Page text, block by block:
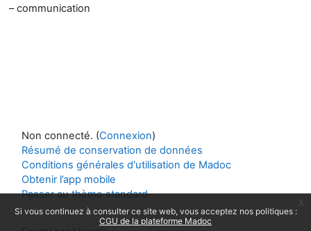
Si vous continuez à consulter ce site web, vous acceptez nos politiques :
CGU de la plateforme Madoc
– communication
Non connecté. (Connexion)
Résumé de conservation de données
Conditions générales d'utilisation de Madoc
Obtenir l’app mobile
Passer au thème standard